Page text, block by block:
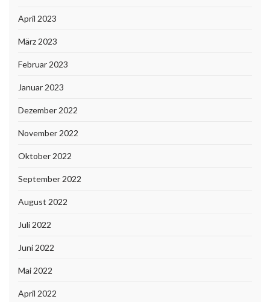
April 2023
März 2023
Februar 2023
Januar 2023
Dezember 2022
November 2022
Oktober 2022
September 2022
August 2022
Juli 2022
Juni 2022
Mai 2022
April 2022